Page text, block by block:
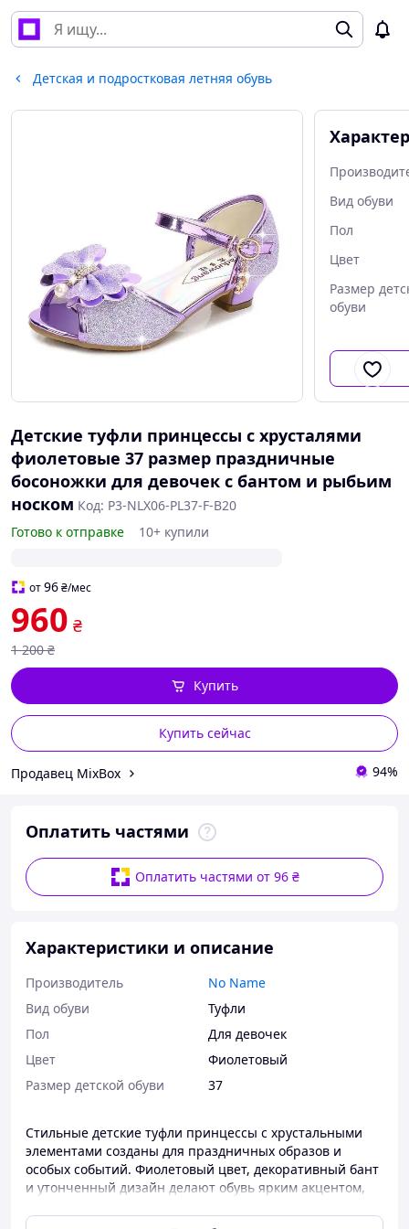
Детская и подростковая летняя обувь
Вид обуви
Пол
Цвет
Размер
обуви
Детские туфли принцессы с хрусталями
фиолетовые 37 размер праздничные
босоножки для девочек с бантом и рыбьим
носком Код: P3-NLX06-PL37-F-B20
Готово к отправке
10+ купили
от96₴/мес
960 ₴
1 200 ₴
Купить сейчас
Купить
Продавец MixBox 94%
Оплатить частями
Оплатить частями от 96 ₴
Характеристики и описание
Производитель
No Name
Вид обуви
Туфли
Пол
Для девочек
Цвет
Фиолетовый
Размер детской обуви
37
Стильные детские туфли принцессы с хрустальными
элементами созданы для праздничных образов и
особых событий. Фиолетовый цвет, декоративный бант
и утонченный дизайн делают обувь ярким акцентом,